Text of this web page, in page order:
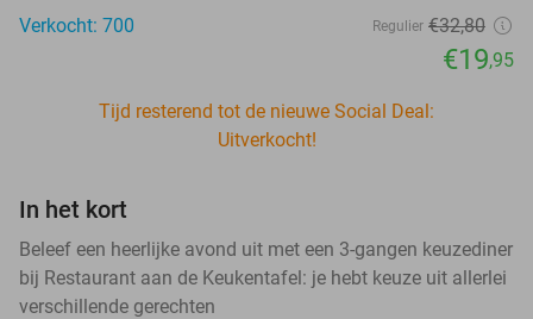
Verkocht: 700
Regulier €32,80
€19,95
Tijd resterend tot de nieuwe Social Deal:
Uitverkocht!
In het kort
Beleef een heerlijke avond uit met een 3-gangen keuzediner
bij Restaurant aan de Keukentafel: je hebt keuze uit allerlei
verschillende gerechten